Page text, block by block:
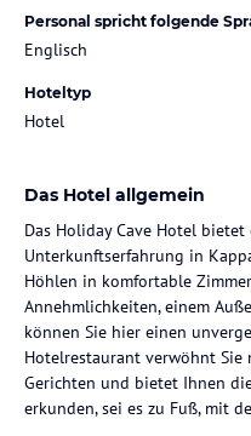
Personal spricht folgende
Englisch
Hoteltyp
Hotel
Das Hotel allgemein
Das Holiday Cave Hotel
Unterkunftserfahrung in
Höhlen in komfortable
Annehmlichkeiten, einem
können Sie hier einen
Hotelrestaurant verwöhnt
Gerichten und bietet Ihnen
erkunden, sei es zu Fuß, mit